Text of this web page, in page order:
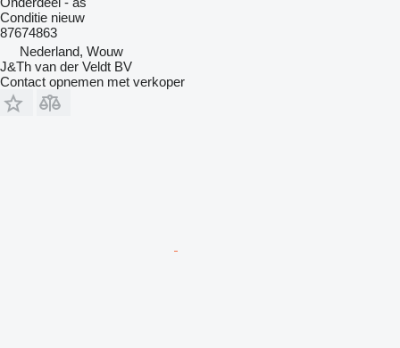
Conditie nieuw
87674863
Nederland, Wouw
J&Th van der Veldt BV
Contact opnemen met verkoper